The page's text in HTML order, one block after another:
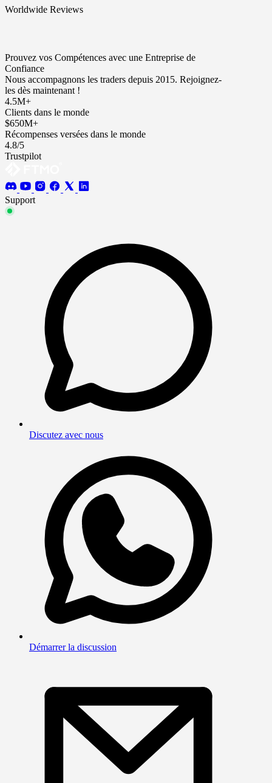
Worldwide Reviews
Prouvez vos Compétences avec une Entreprise de
Confiance
Nous accompagnons les traders depuis 2015. Rejoignez-
les dès maintenant !
4.5M+
Clients dans le monde
$650M+
Récompenses versées dans le monde
4.8/5
Trustpilot
Support
Discutez avec nous
Démarrer la discussion